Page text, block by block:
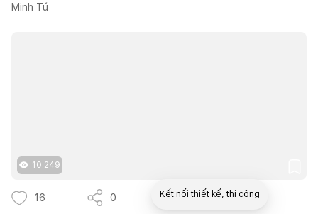
Minh Tú
10.249
16 0 13
Kết nối thiết kế, thi công